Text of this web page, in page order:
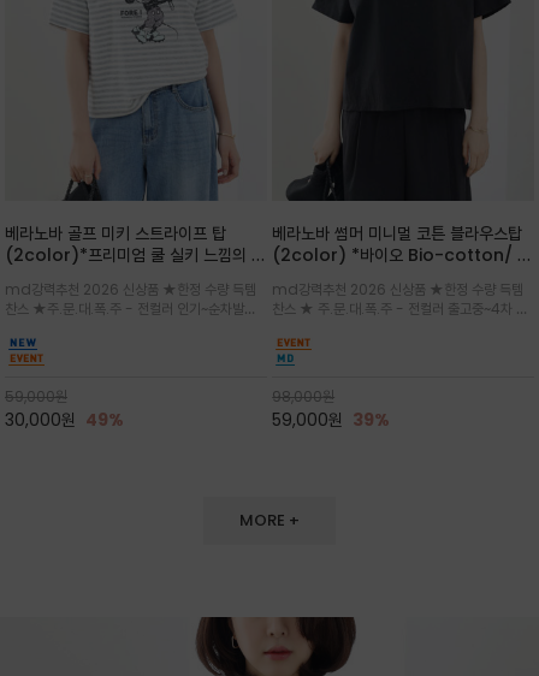
베라노바 골프 미키 스트라이프 탑
(2color)*프리미엄 쿨 실키 느낌의 폴
내 ★골프 미키티 포함 구매및 20만원
넘는 구매고객님께는 타이틀리스트 베라
노바 골프공 2피스 3구 증정(소진시 마
감)★
md강력추천 2026 신상품 ★한정 수량 득템
찬스 ★주.문.대.폭.주 - 전컬러 인기~순차발송
이프가 산뜻한 컬러감을 연출/안정감 있는 라운
드 넥라인과 여유있는 스탠다드 핏으로 여름내내
이쁘게 입으세요 ^^
59,000원
30,000원 49%
베라노바 썸머 미니멀 코튼 블라우스탑
(2color) *바이오 Bio-cotton/ 시
럼 편안하지만 블라우스처럼 단정한 무
드가 느껴지는 코튼 블라우스 탑
md강력추천 2026 신상품 ★한정 수량 득템
찬스 ★ 주.문.대.폭.주 - 전컬러 출고중~4차 리
볍게 퍼지는 박시한 실루엣과 크롭 기장이 하체
를 길어 보이게 해주며 와이드 팬츠와 셋업
98,000원
59,000원 39%
MORE +